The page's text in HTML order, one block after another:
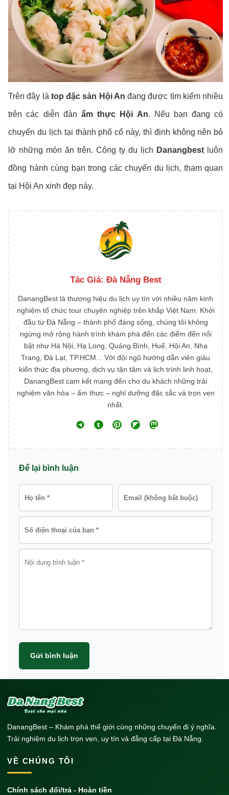
Trên đây là top đặc sản Hội An đang được tìm kiếm nhiều
trên các diễn đàn ẩm thực Hội An. Nếu bạn đang có
chuyến du lịch tại thành phố cổ này, thì định không nên bỏ
lỡ những món ăn trên. Công ty du lịch Danangbest luôn
đồng hành cùng bạn trong các chuyến du lịch, tham quan
tại Hội An xinh đẹp này.
Tác Giả: Đà Nẵng Best
DanangBest là thương hiệu du lịch uy tín với nhiều năm kinh
nghiệm tổ chức tour chuyên nghiệp trên khắp Việt Nam. Khởi
đầu từ Đà Nẵng – thành phố đáng sống, chúng tôi không
ngừng mở rộng hành trình khám phá đến các điểm đến nổi
bật như Hà Nội, Hạ Long, Quảng Bình, Huế, Hội An, Nha
Trang, Đà Lạt, TP.HCM... Với đội ngũ hướng dẫn viên giàu
kiến thức địa phương, dịch vụ tận tâm và lịch trình linh hoạt,
DanangBest cam kết mang đến cho du khách những trải
nghiệm văn hóa – ẩm thực – nghỉ dưỡng đặc sắc và trọn vẹn
nhất.
Để lại bình luận
Gửi bình luận
DanangBest – Khám phá thế giới cùng những chuyến đi ý nghĩa.
Trải nghiệm du lịch trọn vẹn, uy tín và đẳng cấp tại Đà Nẵng.
VỀ CHÚNG TÔI
Chính sách đổi/trả - Hoàn tiền